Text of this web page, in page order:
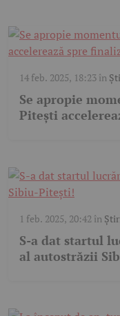
14 feb. 2025, 18:23 în
Se apropie
Pitești
1 feb. 2025, 20:42 în
S-a dat startul
al autostrăzii